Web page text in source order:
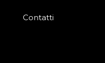
Contatti